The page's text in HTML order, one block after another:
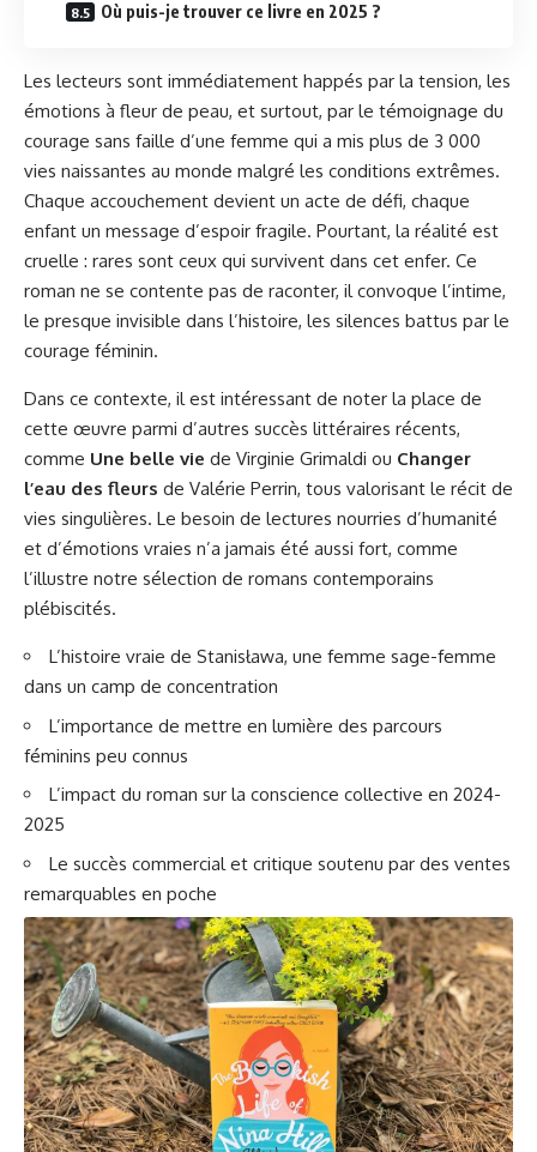
Où puis-je trouver ce livre en 2025 ?
Les lecteurs sont immédiatement happés par la tension, les
émotions à fleur de peau, et surtout, par le témoignage du
courage sans faille d’une femme qui a mis plus de 3 000
vies naissantes au monde malgré les conditions extrêmes.
Chaque accouchement devient un acte de défi, chaque
enfant un message d’espoir fragile. Pourtant, la réalité est
cruelle : rares sont ceux qui survivent dans cet enfer. Ce
roman ne se contente pas de raconter, il convoque l’intime,
le presque invisible dans l’histoire, les silences battus par le
courage féminin.
Dans ce contexte, il est intéressant de noter la place de
cette œuvre parmi d’autres succès littéraires récents,
comme Une belle vie de Virginie Grimaldi ou Changer
l’eau des fleurs de Valérie Perrin, tous valorisant le récit de
vies singulières. Le besoin de lectures nourries d’humanité
et d’émotions vraies n’a jamais été aussi fort, comme
l’illustre notre sélection de romans contemporains
plébiscités.
L’histoire vraie de Stanisława, une femme sage-femme
dans un camp de concentration
L’importance de mettre en lumière des parcours
féminins peu connus
L’impact du roman sur la conscience collective en 2024-
2025
Le succès commercial et critique soutenu par des ventes
remarquables en poche